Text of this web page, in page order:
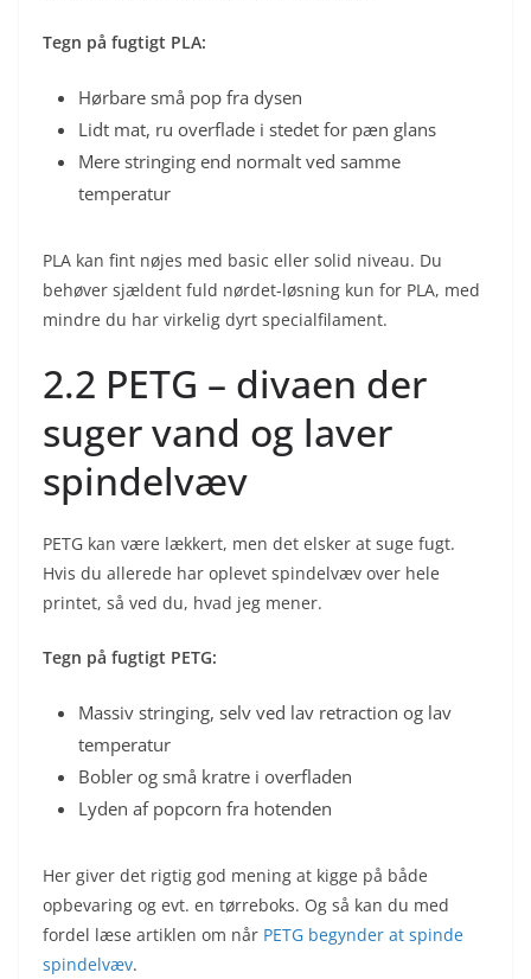
Tegn på fugtigt PLA:
Hørbare små pop fra dysen
Lidt mat, ru overflade i stedet for pæn glans
Mere stringing end normalt ved samme
temperatur
PLA kan fint nøjes med basic eller solid niveau. Du
behøver sjældent fuld nørdet-løsning kun for PLA, med
mindre du har virkelig dyrt specialfilament.
2.2 PETG – divaen der
suger vand og laver
spindelvæv
PETG kan være lækkert, men det elsker at suge fugt.
Hvis du allerede har oplevet spindelvæv over hele
printet, så ved du, hvad jeg mener.
Tegn på fugtigt PETG:
Massiv stringing, selv ved lav retraction og lav
temperatur
Bobler og små kratre i overfladen
Lyden af popcorn fra hotenden
Her giver det rigtig god mening at kigge på både
opbevaring og evt. en tørreboks. Og så kan du med
fordel læse artiklen om når PETG begynder at spinde
spindelvæv.